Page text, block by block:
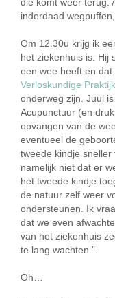
inderdaad
Om 12.30u krijg ik
het ziekenhuis is. Hij
een wee heeft en
Verloskundige
onderweg zijn. Juul
Acupunctuur (en
opvangen van de
eventueel de
tweede kindje
namelijk niet dat er
het tweede kindje
de natuur zelf weer
ondersteunen. Ik
dat we even
van het ziekenhuis
te lang wachten.”.
Oh…